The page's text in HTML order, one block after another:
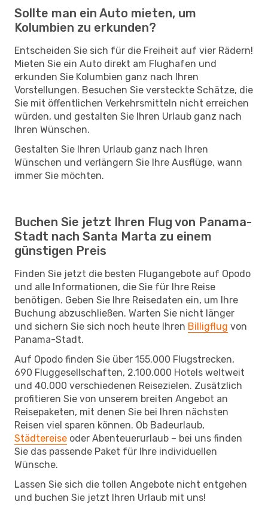
Sollte man ein Auto mieten, um
Kolumbien zu erkunden?
Entscheiden Sie sich für die Freiheit auf vier Rädern!
Mieten Sie ein Auto direkt am Flughafen und
erkunden Sie Kolumbien ganz nach Ihren
Vorstellungen. Besuchen Sie versteckte Schätze, die
Sie mit öffentlichen Verkehrsmitteln nicht erreichen
würden, und gestalten Sie Ihren Urlaub ganz nach
Ihren Wünschen.
Gestalten Sie Ihren Urlaub ganz nach Ihren
Wünschen und verlängern Sie Ihre Ausflüge, wann
immer Sie möchten.
Buchen Sie jetzt Ihren Flug von Panama-
Stadt nach Santa Marta zu einem
günstigen Preis
Finden Sie jetzt die besten Flugangebote auf Opodo
und alle Informationen, die Sie für Ihre Reise
benötigen. Geben Sie Ihre Reisedaten ein, um Ihre
Buchung abzuschließen. Warten Sie nicht länger
und sichern Sie sich noch heute Ihren Billigflug von
Panama-Stadt.
Auf Opodo finden Sie über 155.000 Flugstrecken,
690 Fluggesellschaften, 2.100.000 Hotels weltweit
und 40.000 verschiedenen Reisezielen. Zusätzlich
profitieren Sie von unserem breiten Angebot an
Reisepaketen, mit denen Sie bei Ihren nächsten
Reisen viel sparen können. Ob Badeurlaub,
Städtereise oder Abenteuerurlaub – bei uns finden
Sie das passende Paket für Ihre individuellen
Wünsche.
Lassen Sie sich die tollen Angebote nicht entgehen
und buchen Sie jetzt Ihren Urlaub mit uns!